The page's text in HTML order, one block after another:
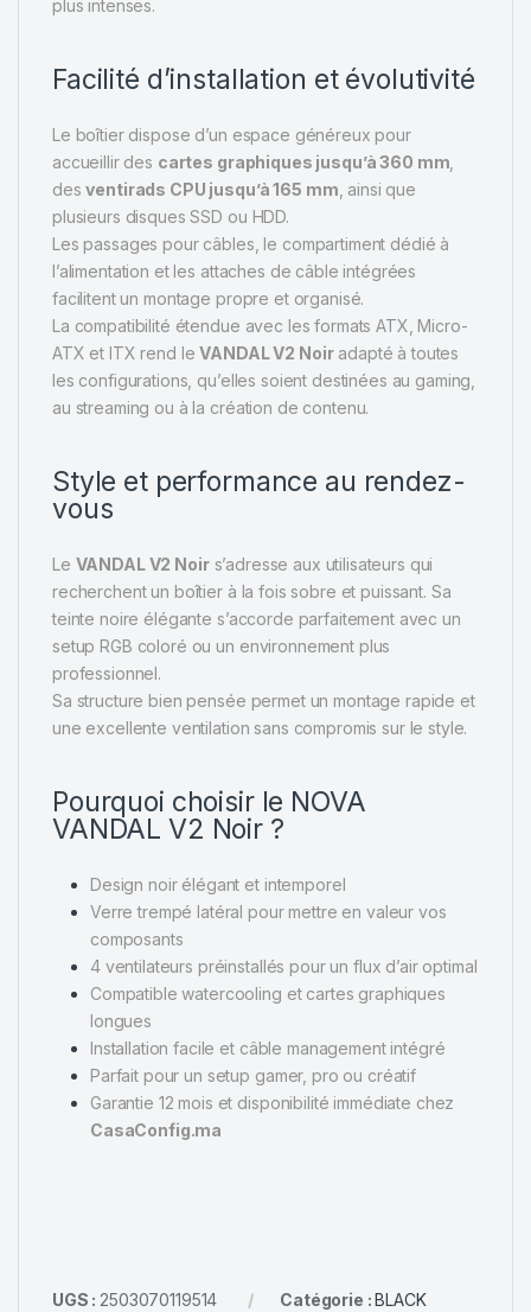
plus intenses.
Facilité d’installation et évolutivité
Le boîtier dispose d’un espace généreux pour
accueillir des cartes graphiques jusqu’à 360 mm,
desventirads CPU jusqu’à 165 mm, ainsi que
plusieurs disques SSD ou HDD.
Les passages pour câbles, le compartiment dédié à
l’alimentation et les attaches de câble intégrées
facilitent un montage propre et organisé.
La compatibilité étendue avec les formats ATX, Micro-
ATX et ITX rend leVANDAL V2 Noiradapté à toutes
les configurations, qu’elles soient destinées au gaming,
au streaming ou à la création de contenu.
Style et performance au rendez-
vous
Le VANDAL V2 Noirs’adresse aux utilisateurs qui
recherchent un boîtier à la fois sobre et puissant. Sa
teinte noire élégante s’accorde parfaitement avec un
setup RGB coloré ou un environnement plus
professionnel.
Sa structure bien pensée permet un montage rapide et
une excellente ventilation sans compromis sur le style.
Pourquoi choisir le NOVA
VANDAL V2 Noir ?
Design noir élégant et intemporel
Verre trempé latéral pour mettre en valeur vos
composants
4 ventilateurs préinstallés pour un flux d’air optimal
Compatible watercooling et cartes graphiques
longues
Installation facile et câble management intégré
Parfait pour un setup gamer, pro ou créatif
Garantie 12 mois et disponibilité immédiate chez
CasaConfig.ma
UGS :2503070119514 Catégorie :BLACK